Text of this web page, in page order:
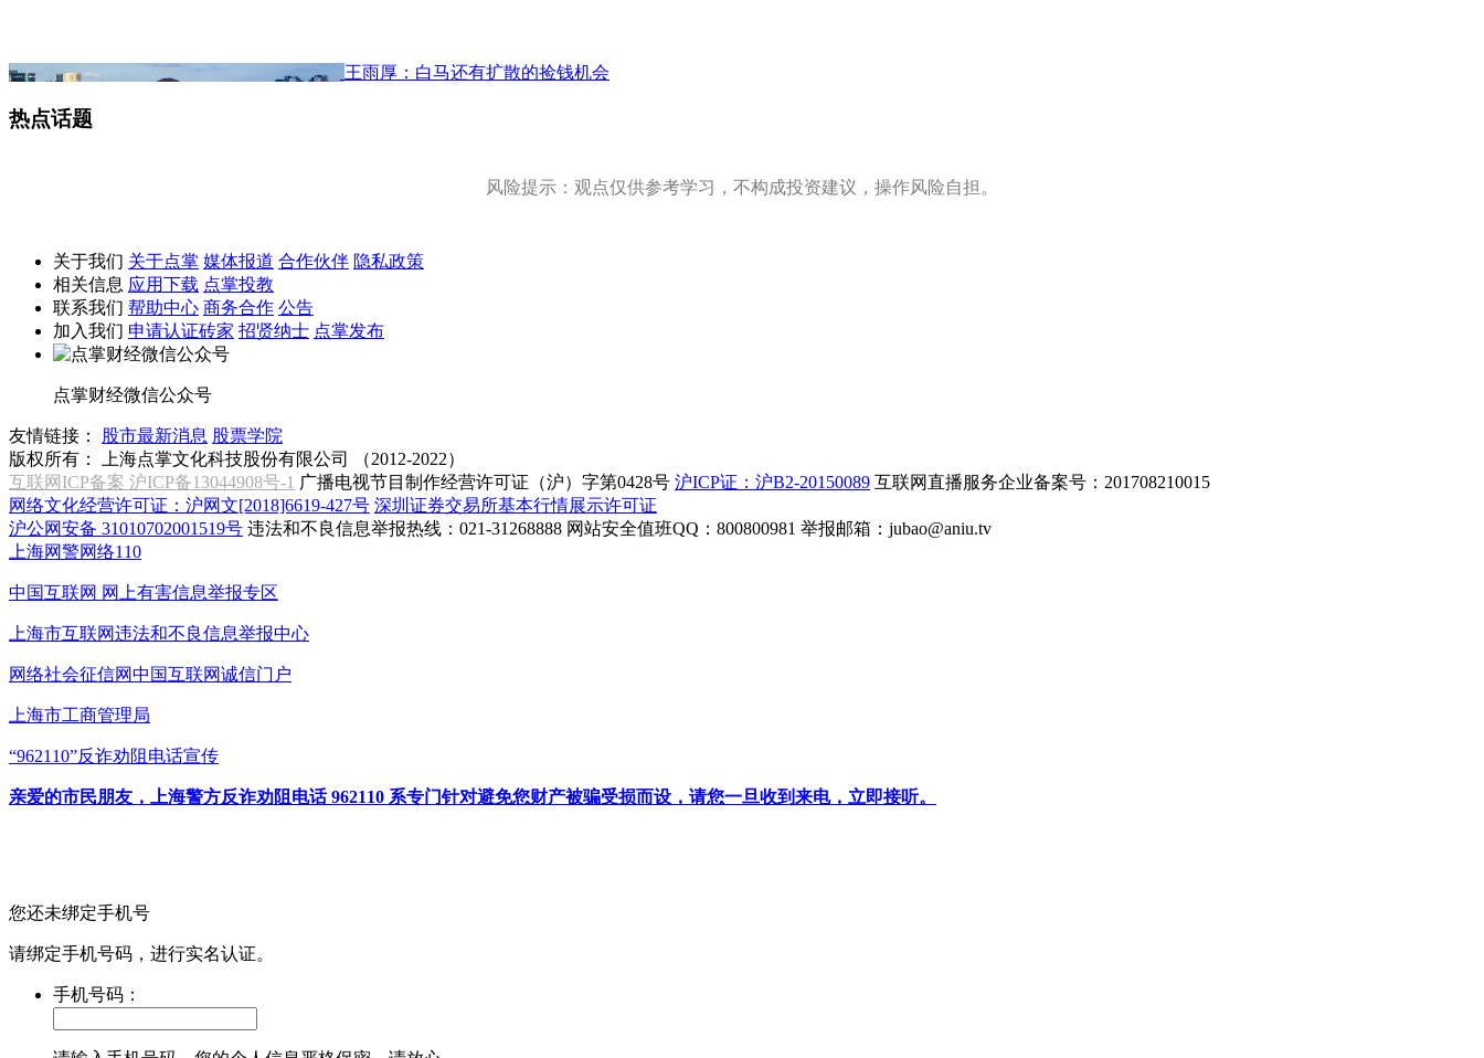
王雨厚：白马还有扩散的捡钱机会
热点话题
风险提示：观点仅供参考学习，不构成投资建议，操作风险自担。
关于我们 关于点掌 媒体报道 合作伙伴 隐私政策
相关信息 应用下载 点掌投教
联系我们 帮助中心 商务合作 公告
加入我们 申请认证砖家 招贤纳士 点掌发布
点掌财经微信公众号
友情链接： 股市最新消息 股票学院
版权所有：
上海点掌文化科技股份有限公司 （2012-2022）
互联网ICP备案 沪ICP备13044908号-1 广播电视节目制作经营许可证（沪）字第0428号 沪ICP证：沪B2-20150089 互联网直播服务企业备案号：201708210015
网络文化经营许可证：沪网文[2018]6619-427号 深圳证券交易所基本行情展示许可证
沪公网安备 31010702001519号 违法和不良信息举报热线：021-31268888 网站安全值班QQ：800800981 举报邮箱： jubao@aniu.tv
上海网警网络110
中国互联网 网上有害信息举报专区
上海市互联网违法和不良信息举报中心
网络社会征信网中国互联网诚信门户
上海市工商管理局
“962110”反诈劝阻电话宣传
亲爱的市民朋友，上海警方反诈劝阻电话 962110 系专门针对避免您财产被骗受损而设，请您一旦收到来电，立即接听。
您还未绑定手机号
请绑定手机号码，进行实名认证。
手机号码：